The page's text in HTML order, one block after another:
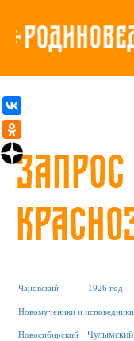
Чановский 1926 год
Новомученики и
Новосибирский Чулымский